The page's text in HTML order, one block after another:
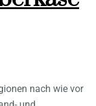
nach wie vor